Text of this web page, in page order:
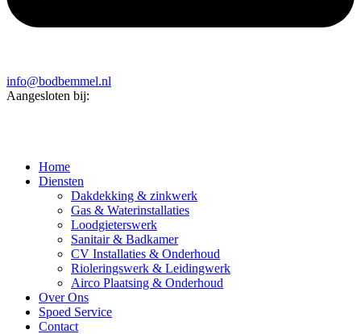
info@bodbemmel.nl
Aangesloten bij:
Home
Diensten
Dakdekking & zinkwerk
Gas & Waterinstallaties
Loodgieterswerk
Sanitair & Badkamer
CV Installaties & Onderhoud
Rioleringswerk & Leidingwerk
Airco Plaatsing & Onderhoud
Over Ons
Spoed Service
Contact